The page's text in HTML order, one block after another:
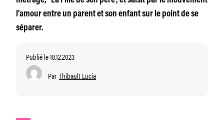
l’amour entre un parent et son enfant sur le point de se
séparer.
Publié le 18.12.2023
Par Thibault Lucia